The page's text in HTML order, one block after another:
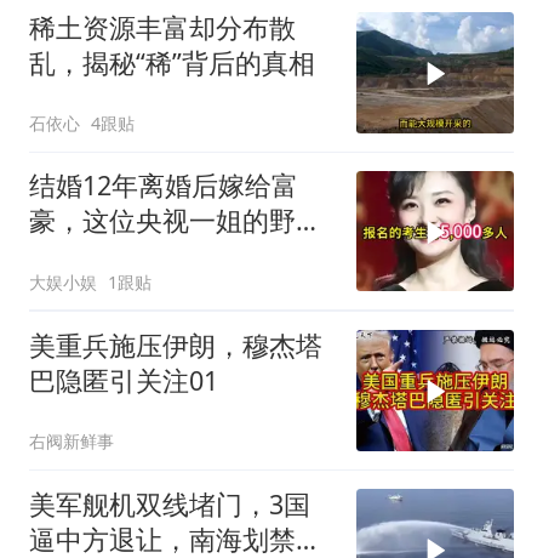
稀土资源丰富却分布散
乱，揭秘“稀”背后的真相
石依心 4跟贴
结婚12年离婚后嫁给富
豪，这位央视一姐的野心
大娱小娱 1跟贴
美重兵施压伊朗，穆杰塔
巴隐匿引关注01
右阀新鲜事
美军舰机双线堵门，3国
逼中方退让，南海划禁